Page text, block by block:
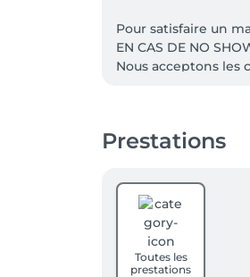
Pour satisfaire un
EN CAS DE NO
Nous acceptons les
Prestations
Toutes les
prestations